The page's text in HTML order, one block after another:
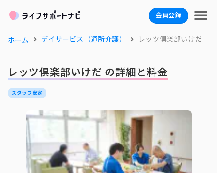
会員登録
ホーム デイサービス（通所介護） レッツ倶楽部いけだ
レッツ倶楽部いけだ の詳細と料金
スタッフ安定